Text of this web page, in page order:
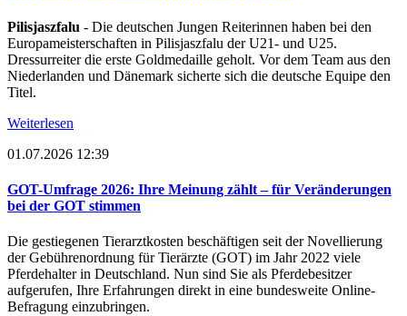
Pilisjaszfalu - Die deutschen Jungen Reiterinnen haben bei den
Europameisterschaften in Pilisjaszfalu der U21- und U25.
Dressurreiter die erste Goldmedaille geholt. Vor dem Team aus den
Niederlanden und Dänemark sicherte sich die deutsche Equipe den
Titel.
Weiterlesen
01.07.2026 12:39
GOT-Umfrage 2026: Ihre Meinung zählt – für Veränderungen
bei der GOT stimmen
Die gestiegenen Tierarztkosten beschäftigen seit der Novellierung
der Gebührenordnung für Tierärzte (GOT) im Jahr 2022 viele
Pferdehalter in Deutschland. Nun sind Sie als Pferdebesitzer
aufgerufen, Ihre Erfahrungen direkt in eine bundesweite Online-
Befragung einzubringen.